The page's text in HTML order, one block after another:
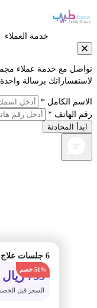
-51%
735 ريال
السعر قبل الخصم
خدمة العملاء
مع خدمة عملاء
برسالة واحدة.
الكامل *
الهاتف *
المحادثة